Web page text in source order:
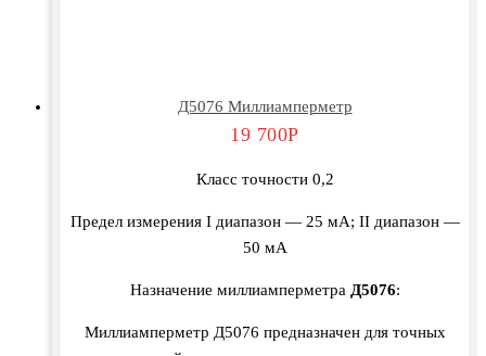
Д5076 Миллиамперметр
19 700Р
Класс точности 0,2
Предел измерения I диапазон — 25 мА; II диапазон —
50 мА
Назначение миллиамперметра Д5076:
Миллиамперметр Д5076 предназначен для точных